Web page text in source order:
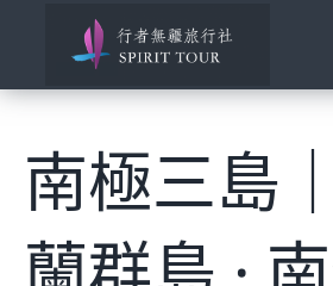
旅行講座
發現南北極
View
Image
南極三島